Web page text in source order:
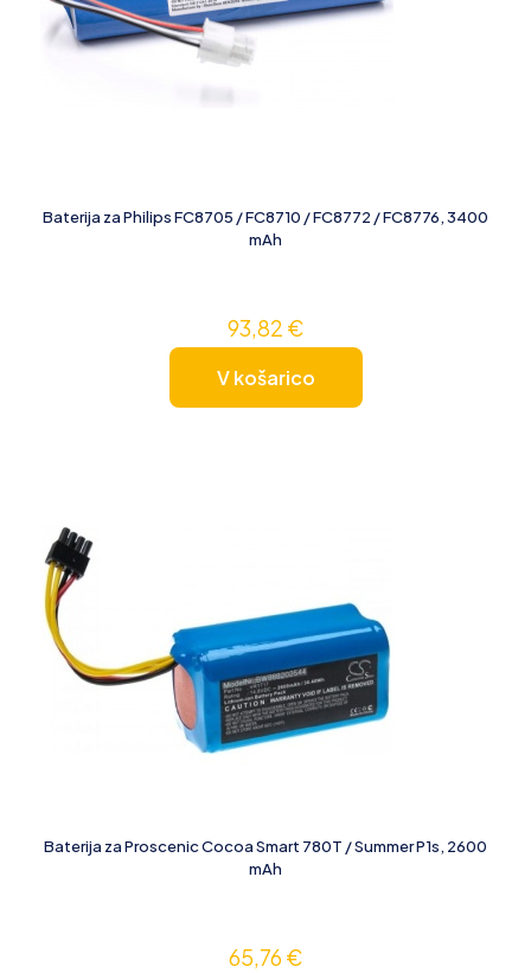
Baterija za Philips FC8705 / FC8710 / FC8772 / FC8776, 3400
mAh
93,82 €
V košarico
Baterija za Proscenic Cocoa Smart 780T / Summer P1s, 2600
mAh
65,76€